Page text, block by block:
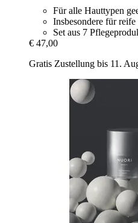
Für alle Hauttypen
Insbesondere für
Set aus 7
€ 47,00
Gratis Zustellung bis 11.